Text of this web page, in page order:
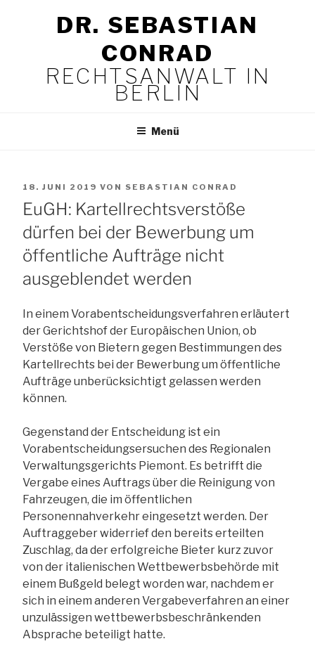
DR. SEBASTIAN
CONRAD
RECHTSANWALT IN
BERLIN
Menü
VERÖFFENTLICHT
AM
18. JUNI 2019 VON SEBASTIAN CONRAD
EuGH: Kartellrechtsverstöße
dürfen bei der Bewerbung um
öffentliche Aufträge nicht
ausgeblendet werden
In einem Vorabentscheidungsverfahren erläutert
der Gerichtshof der Europäischen Union, ob
Verstöße von Bietern gegen Bestimmungen des
Kartellrechts bei der Bewerbung um öffentliche
Aufträge unberücksichtigt gelassen werden
können.
Gegenstand der Entscheidung ist ein
Vorabentscheidungsersuchen des Regionalen
Verwaltungsgerichts Piemont. Es betrifft die
Vergabe eines Auftrags über die Reinigung von
Fahrzeugen, die im öffentlichen
Personennahverkehr eingesetzt werden. Der
Auftraggeber widerrief den bereits erteilten
Zuschlag, da der erfolgreiche Bieter kurz zuvor
von der italienischen Wettbewerbsbehörde mit
einem Bußgeld belegt worden war, nachdem er
sich in einem anderen Vergabeverfahren an einer
unzulässigen wettbewerbsbeschränkenden
Absprache beteiligt hatte.